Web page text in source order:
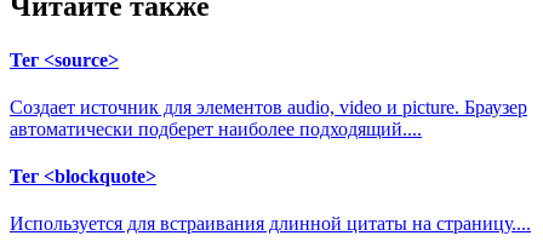
Читайте также
Тег <source>
Создает источник для элементов audio, video и picture. Браузер
автоматически подберет наиболее подходящий....
Тег <blockquote>
Используется для встраивания длинной цитаты на страницу....